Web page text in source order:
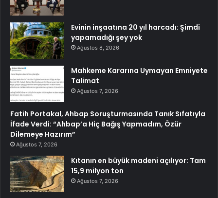
Evinin inşaatına 20 yıl harcadı: Şimdi
yapamadığı şey yok
Ağustos 8, 2026
Mahkeme Kararına Uymayan Emniyete
Talimat
Ağustos 7, 2026
Fatih Portakal, Ahbap Soruşturmasında Tanık Sıfatıyla
İfade Verdi: “Ahbap’a Hiç Bağış Yapmadım, Özür
Dilemeye Hazırım”
Ağustos 7, 2026
Kıtanın en büyük madeni açılıyor: Tam
15,9 milyon ton
Ağustos 7, 2026